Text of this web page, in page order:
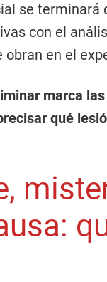
se terminará
con el
en el
marca
qué